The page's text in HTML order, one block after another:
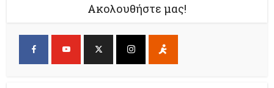
Ακολουθήστε μας!